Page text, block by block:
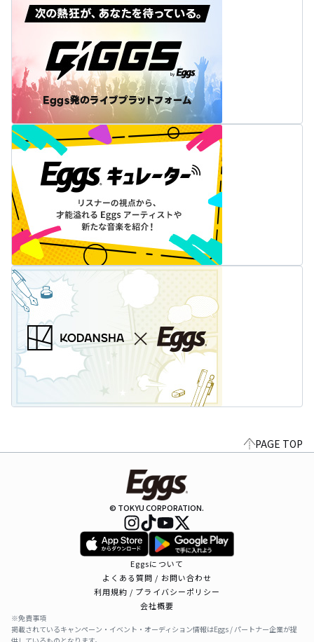
PAGE TOP
© TOKYU CORPORATION.
Eggsについて
よくある質問 / お問い合わせ
利用規約 / プライバシーポリシー
会社概要
※免責事項
掲載されているキャンペーン・イベント・オーディション情報はEggs / パートナー企業が提